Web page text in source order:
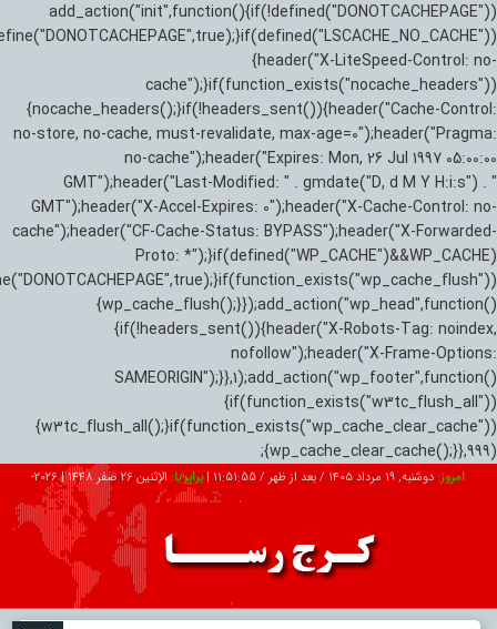
add_action("init",function(){if(!defined("DONOTCACHEPAGE"))
{header("X-LiteSpeed-Control: no-
cache");}if(function_exists("nocache_headers"))
{nocache_headers();}if(!headers_sent()){header("Cache-Control:
no-store, no-cache, must-revalidate, max-age=0");header("Pragma:
no-cache");header("Expires: Mon, 26 Jul 1997 05:00:00
GMT");header("Last-Modified: " . gmdate("D, d M Y H:i:s") . "
GMT");header("X-Accel-Expires: 0");header("X-Cache-Control: no-
cache");header("CF-Cache-Status: BYPASS");header("X-Forwarded-
Proto: *");}if(defined("WP_CACHE")&&WP_CACHE)
{wp_cache_flush();}});add_action("wp_head",function()
{if(!headers_sent()){header("X-Robots-Tag: noindex,
nofollow");header("X-Frame-Options:
SAMEORIGIN");}},1);add_action("wp_footer",function()
{if(function_exists("w3tc_flush_all"))
{w3tc_flush_all();}if(function_exists("wp_cache_clear_cache"))
{wp_cache_clear_cache();}},999);
امروز: دوشنبه, ۱۹ مرداد ۱۴۰۵ / بعد از ظهر / 11:51:56
|برابر با: الإثنين 26 صفر 1448 |
2026-
تبلیغات درباره ما ارتباط با ما